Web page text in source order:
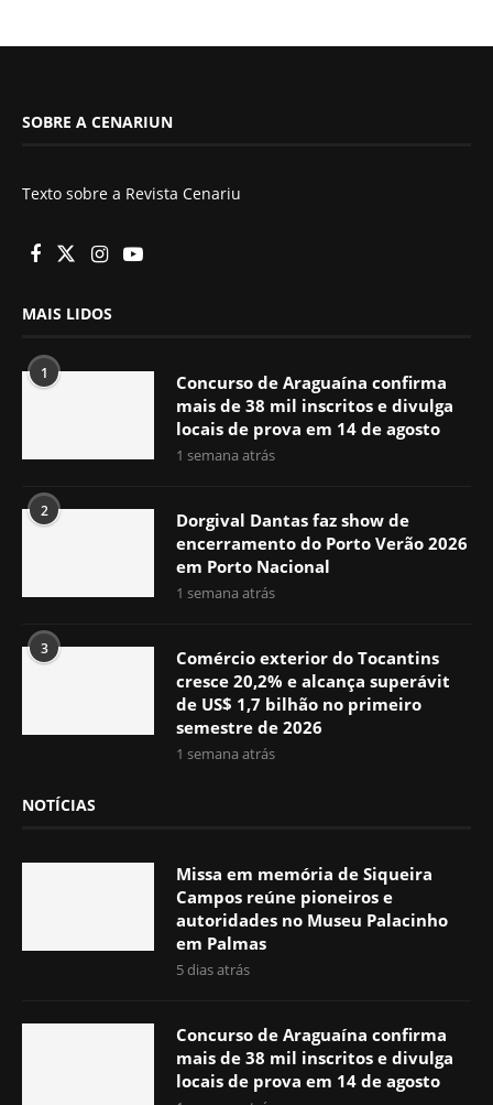
SOBRE A CENARIUN
Texto sobre a Revista Cenariu
MAIS LIDOS
1
Concurso de Araguaína confirma
mais de 38 mil inscritos e divulga
locais de prova em 14 de agosto
1 semana atrás
2
Dorgival Dantas faz show de
encerramento do Porto Verão 2026
em Porto Nacional
1 semana atrás
3
Comércio exterior do Tocantins
cresce 20,2% e alcança superávit
de US$ 1,7 bilhão no primeiro
semestre de 2026
1 semana atrás
NOTÍCIAS
Missa em memória de Siqueira
Campos reúne pioneiros e
autoridades no Museu Palacinho
em Palmas
5 dias atrás
Concurso de Araguaína confirma
mais de 38 mil inscritos e divulga
locais de prova em 14 de agosto